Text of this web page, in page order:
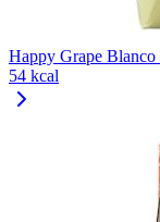
Happy Grape Blanco
54 kcal